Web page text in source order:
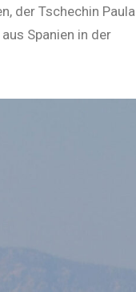
der Tschechin Paula
Spanien in der